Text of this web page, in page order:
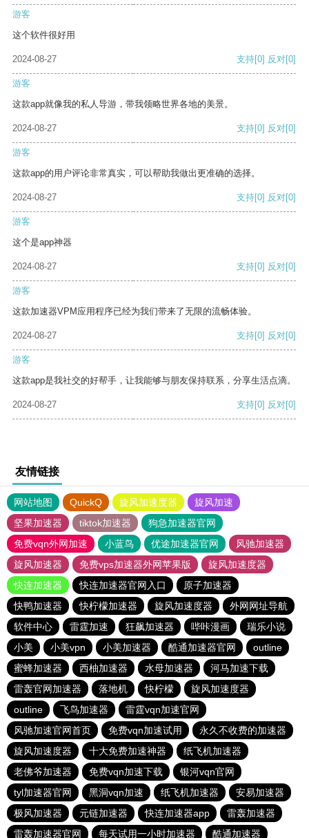
游客
这个软件很好用
2024-08-27 支持[0] 反对[0]
游客
这款app就像我的私人导游，带我领略世界各地的美景。
2024-08-27 支持[0] 反对[0]
游客
这款app的用户评论非常真实，可以帮助我做出更准确的选择。
2024-08-27 支持[0] 反对[0]
游客
这个是app神器
2024-08-27 支持[0] 反对[0]
游客
这款加速器VPM应用程序已经为我们带来了无限的流畅体验。
2024-08-27 支持[0] 反对[0]
游客
这款app是我社交的好帮手，让我能够与朋友保持联系，分享生活点滴。
2024-08-27 支持[0] 反对[0]
友情链接
网站地图 QuickQ 旋风加速度器
旋风加速
坚果加速器
tiktok加速器
狗急加速器官网
免费vqn外网加速
小蓝鸟 优途加速器官网
风驰加速器
旋风加速器
免费vps加速器外网苹果版
旋风加速度器
快连加速器
快连加速器官网入口
原子加速器
快鸭加速器
快柠檬加速器 旋风加速度器
外网网址导航
软件中心
雷霆加速 狂飙加速器 哔咔漫画
瑞乐小说
小美
小美vpn 小美加速器 酷通加速器官网
outline
蜜蜂加速器
西柚加速器 水母加速器
河马加速下载
雷轰官网加速器
落地机 快柠檬
旋风加速度器
outline
飞鸟加速器
雷霆vqn加速官网
风驰加速官网首页
免费vqn加速试用
永久不收费的加速器
旋风加速度器
十大免费加速神器
纸飞机加速器
老佛爷加速器
免费vqn加速下载
银河vqn官网
tyl加速器官网
黑洞vqn加速 纸飞机加速器
安易加速器
极风加速器
元链加速器 快连加速器app
雷轰加速器
雷轰加速器官网
每天试用一小时加速器 酷通加速器